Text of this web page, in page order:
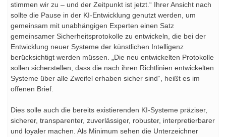
stimmen wir zu – und der Zeitpunkt ist jetzt.“ Ihrer Ansicht nach
sollte die Pause in der KI-Entwicklung genutzt werden, um
gemeinsam mit unabhängigen Experten einen Satz
gemeinsamer Sicherheitsprotokolle zu entwickeln, die bei der
Entwicklung neuer Systeme der künstlichen Intelligenz
berücksichtigt werden müssen. „Die neu entwickelten Protokolle
sollen sicherstellen, dass die nach ihren Richtlinien entwickelten
Systeme über alle Zweifel erhaben sicher sind“, heißt es im
offenen Brief.
Dies solle auch die bereits existierenden KI-Systeme präziser,
sicherer, transparenter, zuverlässiger, robuster, interpretierbarer
und loyaler machen. Als Minimum sehen die Unterzeichner